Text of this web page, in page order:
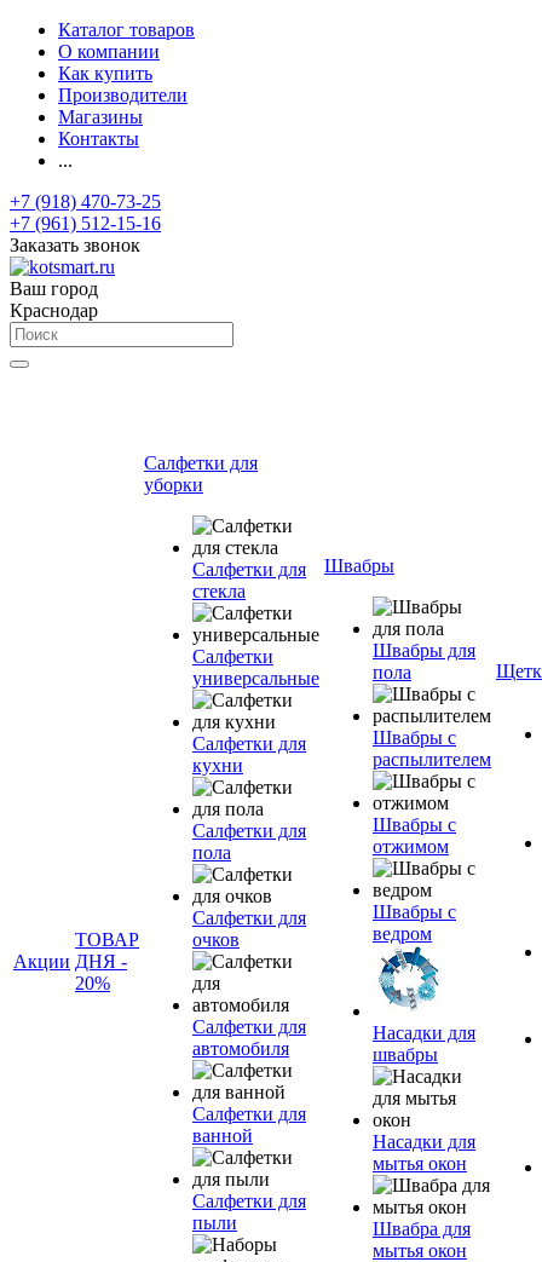
Каталог товаров
О компании
Как купить
Производители
Магазины
Контакты
...
+7 (918) 470-73-25
+7 (961) 512-15-16
Заказать звонок
Ваш город
Краснодар
Акции
ТОВАР
ДНЯ -
20%
Салфетки для
уборки
Салфетки для
стекла
Салфетки
универсальные
Салфетки для
кухни
Салфетки для
пола
Салфетки для
очков
Салфетки для
автомобиля
Салфетки для
ванной
Салфетки для
пыли
Швабры
Швабры для
пола
Швабры с
распылителем
Швабры с
отжимом
Швабры с
ведром
Насадки для
швабры
Насадки для
мытья окон
Швабра для
мытья окон